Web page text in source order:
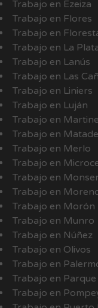
Trabajo en Ezeiza
Trabajo en Flores
Trabajo en
Trabajo en La
Trabajo en Lanús
Trabajo en Las
Trabajo en Liniers
Trabajo en Luján
Trabajo en
Trabajo en
Trabajo en Merlo
Trabajo en
Trabajo en
Trabajo en
Trabajo en Morón
Trabajo en Munro
Trabajo en Núñez
Trabajo en Olivos
Trabajo en
Trabajo en
Trabajo en